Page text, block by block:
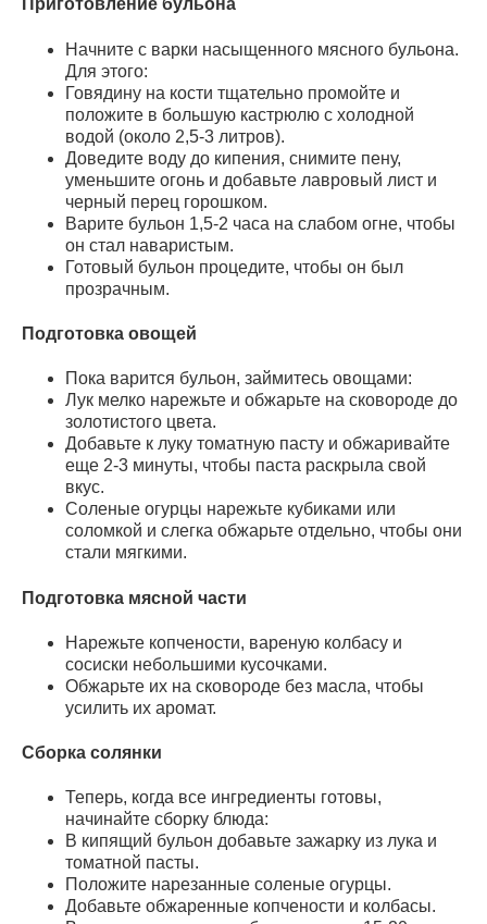
Приготовление бульона
Начните с варки насыщенного мясного бульона.
Для этого:
Говядину на кости тщательно промойте и
положите в большую кастрюлю с холодной
водой (около 2,5-3 литров).
Доведите воду до кипения, снимите пену,
уменьшите огонь и добавьте лавровый лист и
черный перец горошком.
Варите бульон 1,5-2 часа на слабом огне, чтобы
он стал наваристым.
Готовый бульон процедите, чтобы он был
прозрачным.
Подготовка овощей
Пока варится бульон, займитесь овощами:
Лук мелко нарежьте и обжарьте на сковороде до
золотистого цвета.
Добавьте к луку томатную пасту и обжаривайте
еще 2-3 минуты, чтобы паста раскрыла свой
вкус.
Соленые огурцы нарежьте кубиками или
соломкой и слегка обжарьте отдельно, чтобы они
стали мягкими.
Подготовка мясной части
Нарежьте копчености, вареную колбасу и
сосиски небольшими кусочками.
Обжарьте их на сковороде без масла, чтобы
усилить их аромат.
Сборка солянки
Теперь, когда все ингредиенты готовы,
начинайте сборку блюда:
В кипящий бульон добавьте зажарку из лука и
томатной пасты.
Положите нарезанные соленые огурцы.
Добавьте обжаренные копчености и колбасы.